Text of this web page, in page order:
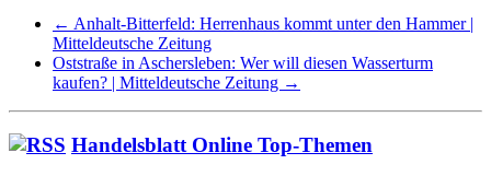
← Anhalt-Bitterfeld: Herrenhaus kommt unter den Hammer |
Mitteldeutsche Zeitung
Oststraße in Aschersleben: Wer will diesen Wasserturm
kaufen? | Mitteldeutsche Zeitung →
Handelsblatt Online Top-Themen